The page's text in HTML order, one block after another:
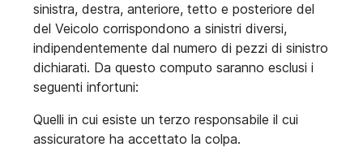
sinistra, destra, anteriore, tetto e posteriore del
del Veicolo corrispondono a sinistri diversi,
indipendentemente dal numero di pezzi di sinistro
dichiarati. Da questo computo saranno esclusi i
seguenti infortuni:
Quelli in cui esiste un terzo responsabile il cui
assicuratore ha accettato la colpa.